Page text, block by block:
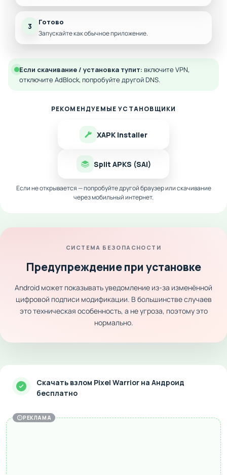
3 Готово
Запускайте как обычное приложение.
Если скачивание / установка тупит: включите VPN,
отключите AdBlock, попробуйте другой DNS.
РЕКОМЕНДУЕМЫЕ УСТАНОВЩИКИ
XAPK Installer
Split APKS (SAI)
Если не открывается — попробуйте другой браузер или скачивание
через мобильный интернет.
СИСТЕМА БЕЗОПАСНОСТИ
Предупреждение при установке
Android может показывать уведомление из-за изменённой
цифровой подписи модификации. В большинстве случаев
это техническая особенность, а не угроза, поэтому это
нормально.
Скачать взлом Pixel Warrior на Андроид
бесплатно
РЕКЛАМА